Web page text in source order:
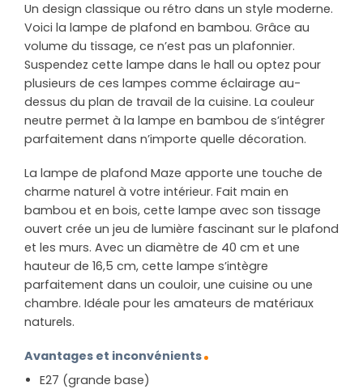
Un design classique ou rétro dans un style moderne.
Voici la lampe de plafond en bambou. Grâce au
volume du tissage, ce n’est pas un plafonnier.
Suspendez cette lampe dans le hall ou optez pour
plusieurs de ces lampes comme éclairage au-
dessus du plan de travail de la cuisine. La couleur
neutre permet à la lampe en bambou de s’intégrer
parfaitement dans n’importe quelle décoration.
La lampe de plafond Maze apporte une touche de
charme naturel à votre intérieur. Fait main en
bambou et en bois, cette lampe avec son tissage
ouvert crée un jeu de lumière fascinant sur le plafond
et les murs. Avec un diamètre de 40 cm et une
hauteur de 16,5 cm, cette lampe s’intègre
parfaitement dans un couloir, une cuisine ou une
chambre. Idéale pour les amateurs de matériaux
naturels.
Avantages et inconvénients
E27 (grande base)